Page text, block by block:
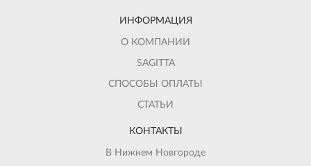
ИНФОРМАЦИЯ
О КОМПАНИИ
SAGITTA
СПОСОБЫ ОПЛАТЫ
СТАТЬИ
КОНТАКТЫ
В Нижнем Новгороде